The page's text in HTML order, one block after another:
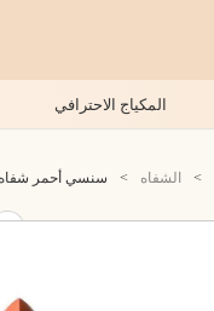
المكياج الاحترافي
> الشفاه > سنسي أحمر شفاه